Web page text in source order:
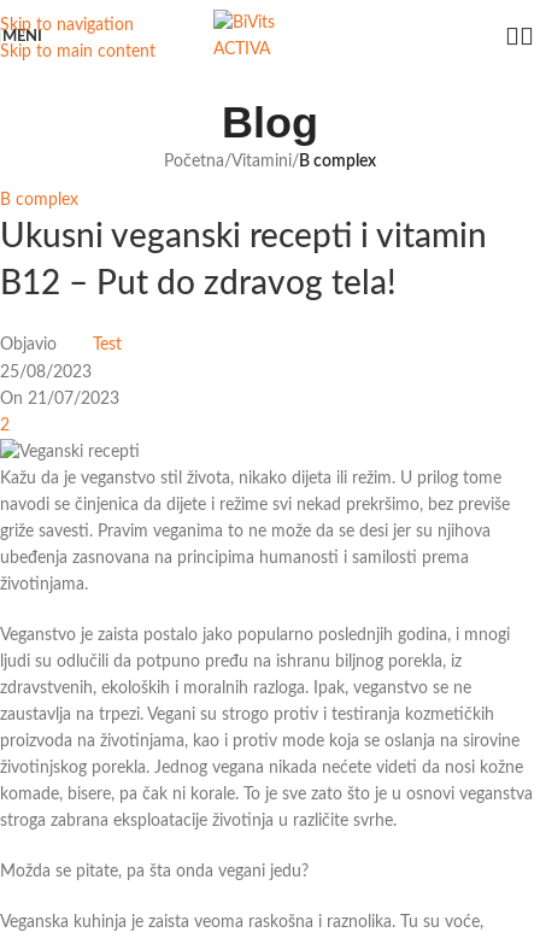
Skip to navigation
Skip to main content
MENI
Blog
Početna/Vitamini/ B complex
B complex
Ukusni veganski recepti i vitamin
B12 – Put do zdravog tela!
Objavio
Test
25/08/2023
On 21/07/2023
2
Kažu da je veganstvo stil života, nikako dijeta ili režim. U prilog tome
navodi se činjenica da dijete i režime svi nekad prekršimo, bez previše
griže savesti. Pravim veganima to ne može da se desi jer su njihova
ubeđenja zasnovana na principima humanosti i samilosti prema
životinjama.
Veganstvo je zaista postalo jako popularno poslednjih godina, i mnogi
ljudi su odlučili da potpuno pređu na ishranu biljnog porekla, iz
zdravstvenih, ekoloških i moralnih razloga. Ipak, veganstvo se ne
zaustavlja na trpezi. Vegani su strogo protiv i testiranja kozmetičkih
proizvoda na životinjama, kao i protiv mode koja se oslanja na sirovine
životinjskog porekla. Jednog vegana nikada nećete videti da nosi kožne
komade, bisere, pa čak ni korale. To je sve zato što je u osnovi veganstva
stroga zabrana eksploatacije životinja u različite svrhe.
Možda se pitate, pa šta onda vegani jedu?
Veganska kuhinja je zaista veoma raskošna i raznolika. Tu su voće,